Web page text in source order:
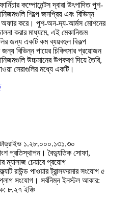
কম্পোনেন্টস দ্বারা উৎপাদিত পুশ-
শিল্পে জনপ্রিয় এবং বিভিন্ন
অফার করে। পুশ-অন-দ্য-আর্মস মোশনের
করার মাধ্যমে, এই মেকানিজম
জন্য একটি কম ব্যয়বহুল বিকল্প
বিভিন্ন পায়ের চিকিৎসার প্রয়োজন
উচ্চমানের উপকরণ দিয়ে তৈরি,
সেরাগুলির মধ্যে একটি।
১.২৮.০০০.১৩১.৩০
প্রতিস্থাপন। বৈদ্যুতিক সোফা,
ম্যাসাজ চেয়ারে প্রয়োগ
রাউন্ড পাওয়ার ট্রান্সফরমার সংযোগ ৫
প্লাগ সংযোগ। সর্বনিম্ন ইনস্টল আকার:
৮.২৭ ইঞ্চি